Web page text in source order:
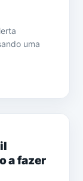
uma
a fazer